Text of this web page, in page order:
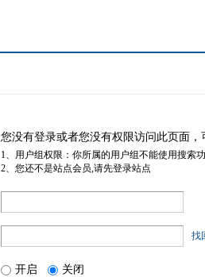
您没有登录或者您没有权限访问此页面
1、用户组权限：你所属的用户组不能使用搜索
2、您还不是站点会员,请先登录站点
找
开启 关闭